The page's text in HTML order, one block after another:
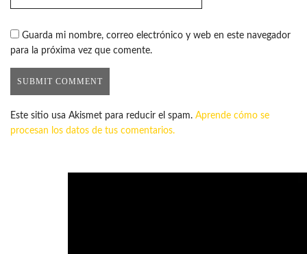
Guarda mi nombre, correo electrónico y web en este navegador
para la próxima vez que comente.
Este sitio usa Akismet para reducir el spam. Aprende cómo se
procesan los datos de tus comentarios.